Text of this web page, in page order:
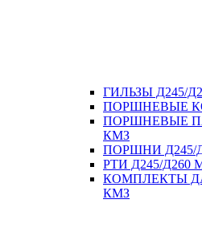
ГИЛЬЗЫ Д245/
ПОРШНЕВЫЕ
ПОРШНЕВЫЕ
КМЗ
ПОРШНИ Д245/
РТИ Д245/Д260
КОМПЛЕКТЫ
КМЗ